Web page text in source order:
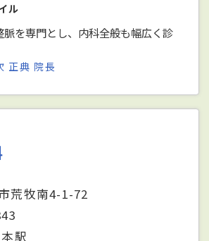
ル
脈を専門とし、内科全般も幅広く診
正典 院長
荒牧南4-1-72
駅